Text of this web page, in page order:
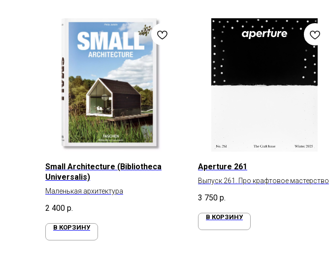
Small Architecture (Bibliotheca
Universalis)
Маленькая архитектура
2 400 р.
В КОРЗИНУ
Aperture 261
Выпуск 261. Про крафтовое мастерство
3 750 р.
В КОРЗИНУ